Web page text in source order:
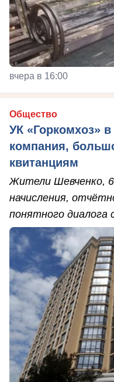
вчера в 16:00
Общество
УК «Горкомхоз»
компания,
квитанциям
Жители Шевченко,
начисления,
понятного диалога